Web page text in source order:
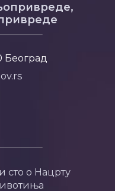
Београд
сто о Нацрту